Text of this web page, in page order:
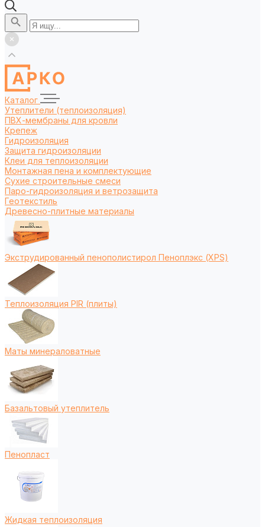
Каталог
Утеплители (теплоизоляция)
ПВХ-мембраны для кровли
Крепеж
Гидроизоляция
Защита гидроизоляции
Клеи для теплоизоляции
Монтажная пена и комплектующие
Сухие строительные смеси
Паро-гидроизоляция и ветрозащита
Геотекстиль
Древесно-плитные материалы
Экструдированный пенополистирол Пеноплэкс (XPS)
Теплоизоляция PIR (плиты)
Маты минераловатные
Базальтовый утеплитель
Пенопласт
Жидкая теплоизоляция